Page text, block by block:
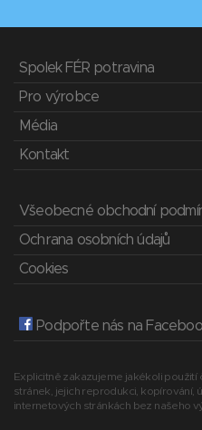
Spolek FÉR potravina
Pro výrobce
Média
Kontakt
Všeobecné obchodní
Ochrana osobních údajů
Cookies
Podpořte nás na
Explicitně zakazujeme jakékoli
stránek, jejich reprodukci, kopírování,
internetových stránkách bez našeho